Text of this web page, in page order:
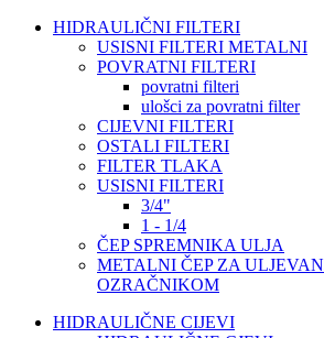
HIDRAULIČNI FILTERI
USISNI FILTERI METALNI
POVRATNI FILTERI
povratni filteri
ulošci za povratni filter
CIJEVNI FILTERI
OSTALI FILTERI
FILTER TLAKA
USISNI FILTERI
3/4"
1 - 1/4
ČEP SPREMNIKA ULJA
METALNI ČEP ZA
OZRAČNIKOM
HIDRAULIČNE CIJEVI